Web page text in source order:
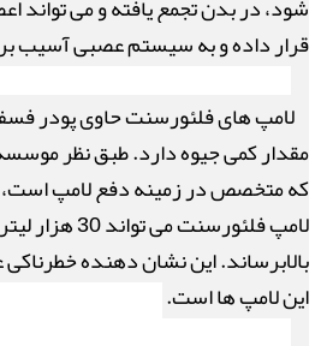
قرار داده و به سیستم عصبی آسیب
لامپ های فلئورسنت حاوی پودر
مقدار کمی جیوه دارد. طبق نظر
که متخصص در زمینه دفع لامپ
لامپ فلئورسنت
بالابرساند. این نشان دهنده
این لامپ ها است.